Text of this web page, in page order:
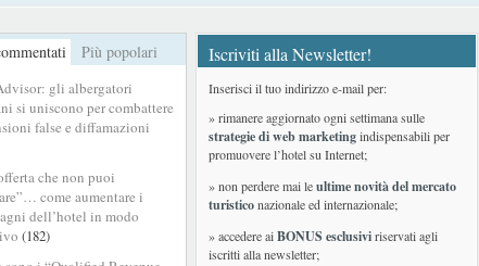
Più popolari
gli albergatori
si uniscono per combattere
false e diffamazioni
che non puoi
come aumentare i
dell’hotel in modo
(182)
Iscriviti alla Newsletter!
Inserisci il tuo indirizzo e-mail per:
» rimanere aggiornato ogni settimana sulle
strategie di web marketingindispensabili per
promuovere l’hotel su Internet;
» non perdere mai leultime novità del mercato
turisticonazionale ed internazionale;
» accedere aiBONUS esclusiviriservati agli
iscritti alla newsletter;